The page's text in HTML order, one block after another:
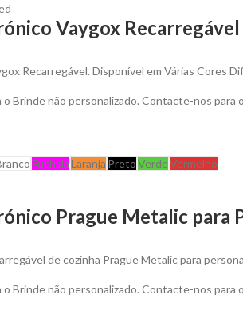
Vaygox
Recarregável. Disponível em Várias Cores
Brinde não personalizado. Contacte-nos
FuchsiaLaranja PretoVerdeVermelho
Prague Metalic para
de cozinha Prague Metalic para
Brinde não personalizado. Contacte-nos